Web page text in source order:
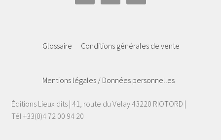
Glossaire Conditions générales de vente
Mentions légales / Données personnelles
Éditions Lieux dits | 41, route du Velay 43220 RIOTORD |
Tél +33(0)4 72 00 94 20